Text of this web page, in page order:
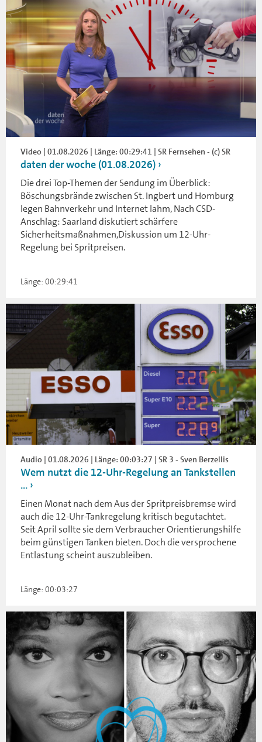
Video | 01.08.2026 | Länge: 00:29:41 | SR Fernsehen - (c) SR
daten der woche (01.08.2026)
Die drei Top-Themen der Sendung im Überblick:
Böschungsbrände zwischen St. Ingbert und Homburg
legen Bahnverkehr und Internet lahm, Nach CSD-
Anschlag: Saarland diskutiert schärfere
Sicherheitsmaßnahmen,Diskussion um 12-Uhr-
Regelung bei Spritpreisen.
Länge: 00:29:41
Audio | 01.08.2026 | Länge: 00:03:27 | SR 3 - Sven Berzellis
Wem nutzt die 12-Uhr-Regelung an Tankstellen
...
Einen Monat nach dem Aus der Spritpreisbremse wird
auch die 12-Uhr-Tankregelung kritisch begutachtet.
Seit April sollte sie dem Verbraucher Orientierungshilfe
beim günstigen Tanken bieten. Doch die versprochene
Entlastung scheint auszubleiben.
Länge: 00:03:27